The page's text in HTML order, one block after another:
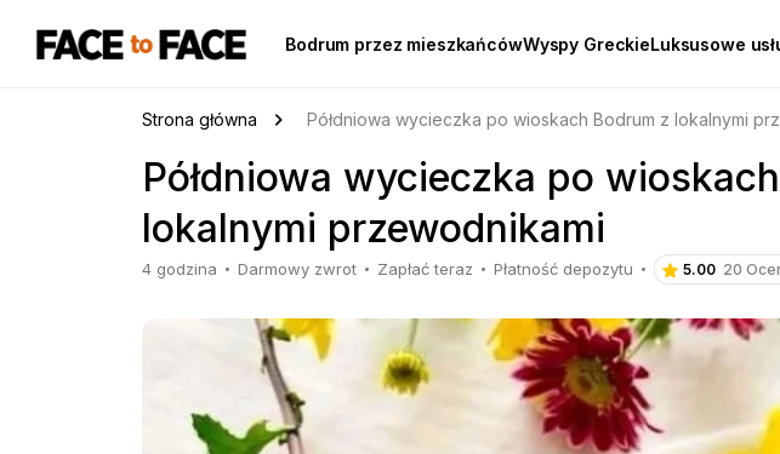
Bodrum przez mieszkańcówWyspy GreckieLuksusowe
Strona główna Półdniowa wycieczka po wioskach Bodrum z lokalnymi
Półdniowa wycieczka po
lokalnymi przewodnikami
4 godzina Darmowy zwrot Zapłać teraz Płatność depozytu 5.00 20